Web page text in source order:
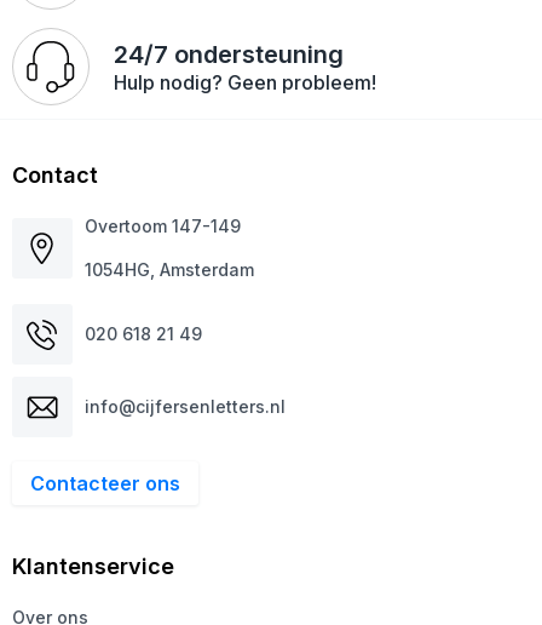
24/7 ondersteuning
Hulp nodig? Geen probleem!
Contact
Overtoom 147-149
1054HG, Amsterdam
020 618 21 49
info@cijfersenletters.nl
Contacteer ons
Klantenservice
Over ons